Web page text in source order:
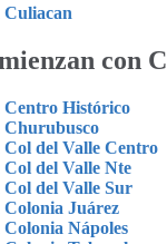
Culiacan
con C
Centro Histórico
Churubusco
Col del Valle Centro
del Valle Nte
Col del Valle Sur
Colonia Juárez
Nápoles